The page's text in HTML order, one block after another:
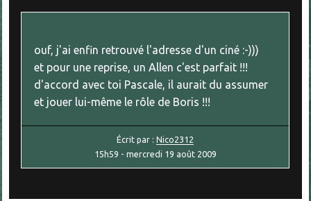
ouf, j'ai enfin retrouvé l'adresse d'un ciné :-)))
et pour une reprise, un Allen c'est parfait !!!
d'accord avec toi Pascale, il aurait du assumer
et jouer lui-même le rôle de Boris !!!
Écrit par :Nico2312
15h59 - mercredi 19 août 2009